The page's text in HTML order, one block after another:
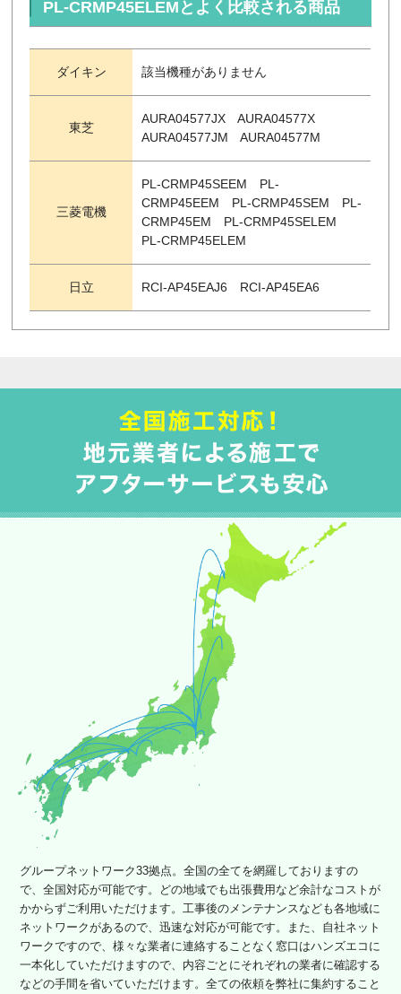
PL-CRMP45ELEMとよく比較される商品
ダイキン 該当機種がありません
東芝
AURA04577JX AURA04577X
AURA04577JM AURA04577M
三菱電機
PL-CRMP45SEEM PL-
CRMP45EEM PL-CRMP45SEM PL-
CRMP45EM PL-CRMP45SELEM
PL-CRMP45ELEM
日立 RCI-AP45EAJ6 RCI-AP45EA6
グループネットワーク33拠点。全国の全てを網羅しておりますの
で、全国対応が可能です。どの地域でも出張費用など余計なコストが
かからずご利用いただけます。工事後のメンテナンスなども各地域に
ネットワークがあるので、迅速な対応が可能です。また、自社ネット
ワークですので、様々な業者に連絡することなく窓口はハンズエコに
一本化していただけますので、内容ごとにそれぞれの業者に確認する
などの手間を省いていただけます。全ての依頼を弊社に集約すること